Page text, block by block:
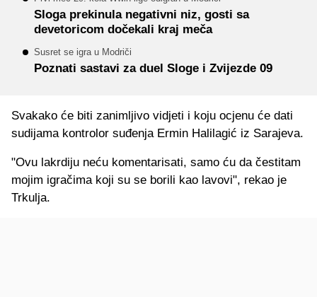
Sloga prekinula negativni niz, gosti sa
devetoricom dočekali kraj meča
Susret se igra u Modriči
Poznati sastavi za duel Sloge i Zvijezde 09
Svakako će biti zanimljivo vidjeti i koju ocjenu će dati
sudijama kontrolor suđenja Ermin Halilagić iz Sarajeva.
"Ovu lakrdiju neću komentarisati, samo ću da čestitam
mojim igračima koji su se borili kao lavovi", rekao je
Trkulja.